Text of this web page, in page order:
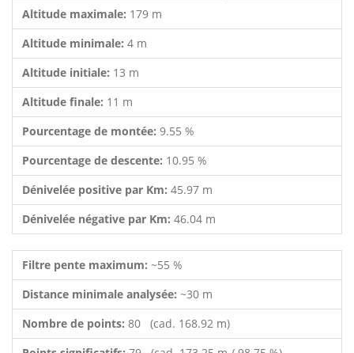
Altitude maximale: 179 m
Altitude minimale: 4 m
Altitude initiale: 13 m
Altitude finale: 11 m
Pourcentage de montée: 9.55 %
Pourcentage de descente: 10.95 %
Dénivelée positive par Km: 45.97 m
Dénivelée négative par Km: 46.04 m
Filtre pente maximum: ~55 %
Distance minimale analysée: ~30 m
Nombre de points: 80 (cad. 168.92 m)